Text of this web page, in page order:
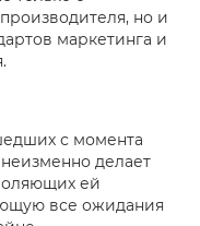
но и
маркетинга и
с момента
делает
ей
все ожидания